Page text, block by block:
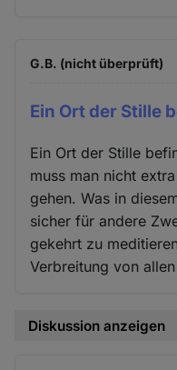
G.B. (nicht überprüft)
Ein Ort der Stille
Ein Ort der Stille
muss man nicht
gehen. Was in
sicher für andere
gekehrt zu
Verbreitung von
Diskussion anzeigen